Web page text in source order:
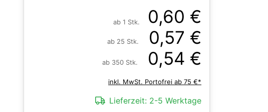
ab 1 Stk. 0,60 €
ab 25 Stk. 0,57 €
ab 350 Stk. 0,54 €
inkl. MwSt. Portofrei ab 75 €*
Lieferzeit: 2-5 Werktage